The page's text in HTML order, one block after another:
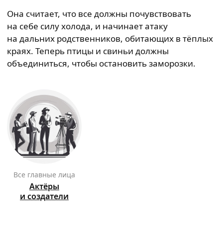
Она считает, что все должны почувствовать
на себе силу холода, и начинает атаку
на дальних родственников, обитающих в тёплых
краях. Теперь птицы и свиньи должны
объединиться, чтобы остановить заморозки.
Все главные лица
Актёры
и создатели